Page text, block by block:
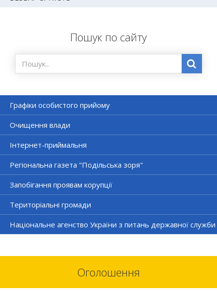
Пошук по сайту
Графіки особистого прийому
Очищення влади
Інтернет-приймальня
Регіональна газета "Подільська зоря"
Запобігання проявам корупції
Територіальні громади
Національне агенство України з питань державної служби
Оголошення